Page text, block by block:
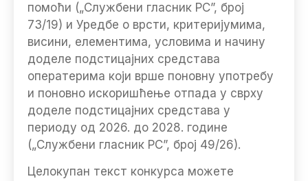
помоћи („Службени гласник РС”, број
73/19) и Уредбе о врсти, критеријумима,
висини, елементима, условима и начину
доделе подстицајних средстава
оператерима који врше поновну употребу
и поновно искоришћење отпада у сврху
доделе подстицајних средстава у
периоду од 2026. до 2028. године
(„Службени гласник РС”, број 49/26).
Целокупан текст конкурса можете